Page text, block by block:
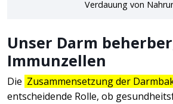
Verdauung von
Unser Darm
Immunzellen
Die Zusammensetzung der
entscheidende Rolle, ob